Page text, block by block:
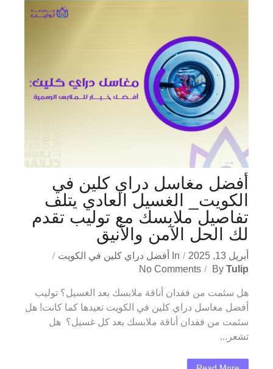
أفضل مغاسل دراي كلين في
الكويت_ الغسيل العادي يتلف
تفاصيل ملابسك مع توليب تقدم
لك الحل الآمن والأنيق
أبريل 13, 2025 In
أفضل دراي كلين في الكويت
By Tulip
No Comments
هل سئمت من فقدان أناقة ملابسك بعد الغسيل؟ توليب
أفضل مغاسل دراي كلين في الكويت تعيدها كما كانت! هل
سئمت من فقدان أناقة ملابسك بعد كل غسيل؟ هل
تشعر...